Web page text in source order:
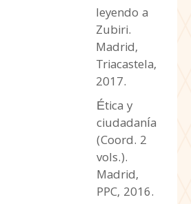
leyendo a
Zubiri.
Madrid,
Triacastela,
2017.
Ética y
ciudadanía
(Coord. 2
vols.).
Madrid,
PPC, 2016.